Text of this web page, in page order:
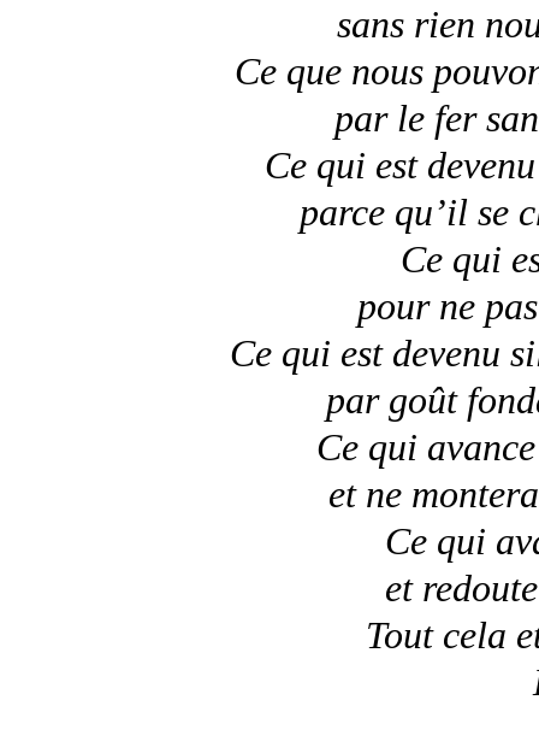
sans rien
Ce que nous
par le fer
Ce qui est
parce qu’il se
Ce qui
pour ne
Ce qui est devenu
par goût
Ce qui
et ne
Ce qui
et
Tout cela